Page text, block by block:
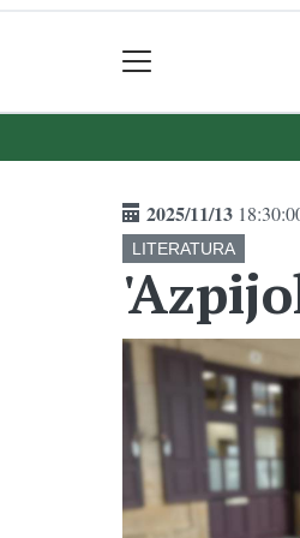
2025/11/13
LITERATURA